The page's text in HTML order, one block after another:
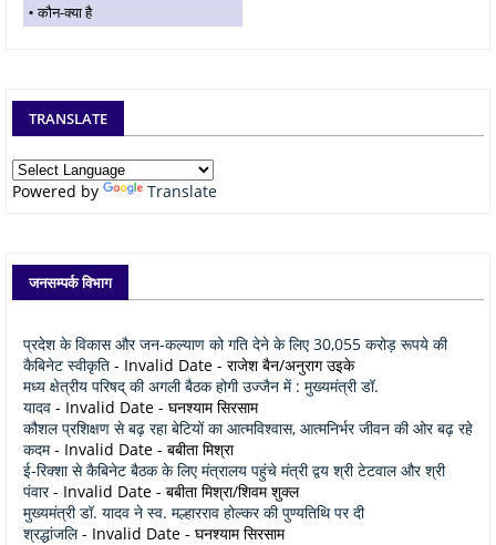
कौन-क्या है
TRANSLATE
Powered by Translate
जनसम्पर्क विभाग
प्रदेश के विकास और जन-कल्याण को गति देने के लिए 30,055 करोड़ रूपये की
कैबिनेट स्वीकृति - Invalid Date - राजेश बैन/अनुराग उइके
मध्य क्षेत्रीय परिषद् की अगली बैठक होगी उज्जैन में : मुख्यमंत्री डॉ.
यादव - Invalid Date - घनश्याम सिरसाम
कौशल प्रशिक्षण से बढ़ रहा बेटियों का आत्मविश्वास, आत्मनिर्भर जीवन की ओर बढ़ रहे
कदम- Invalid Date - बबीता मिश्रा
ई-रिक्शा से कैबिनेट बैठक के लिए मंत्रालय पहुंचे मंत्री द्वय श्री टेटवाल और श्री
पंवार- Invalid Date - बबीता मिश्रा/शिवम शुक्ल
मुख्यमंत्री डॉ. यादव ने स्व. मल्हारराव होल्कर की पुण्यतिथि पर दी
श्रद्धांजलि- Invalid Date - घनश्याम सिरसाम